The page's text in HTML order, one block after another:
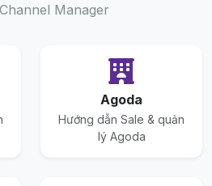
Manager
Agoda
Hướng dẫn Sale & quản
lý Agoda